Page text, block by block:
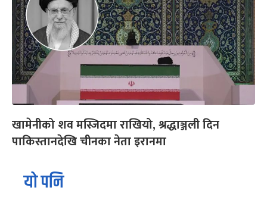
खामेनीको शव मस्जिदमा राखियो, श्रद्धाञ्जली दिन
पाकिस्तानदेखि चीनका नेता इरानमा
यो पनि